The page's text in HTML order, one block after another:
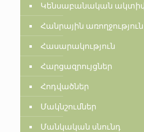
Կենսաբանական ակտիվ
Հանրային առողջություն
Հասարակություն
Հարցազրույցներ
Հոդվածներ
Մակնշումներ
Մանկական սնունդ